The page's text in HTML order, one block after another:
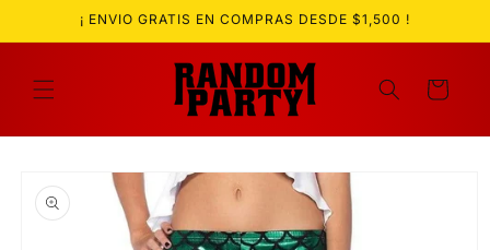
directamente
al contenido
¡ ENVIO GRATIS EN COMPRAS DESDE $1,500 !
Carrito
directamente
a la
información